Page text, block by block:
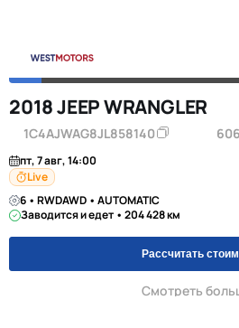
2018 JEEP WRANGLER
1C4AJWAG8JL858140
пт, 7 авг, 14:00
Live
6 • RWDAWD • AUTOMATIC
Заводится и едет • 204 428 км
Рассчитать
Смотреть